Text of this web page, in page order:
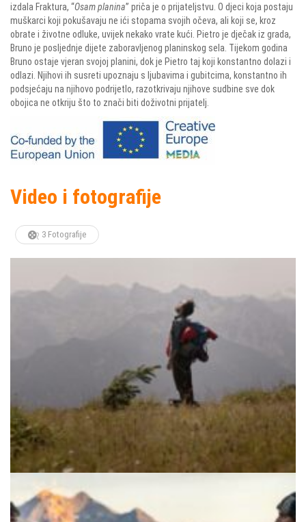
izdala Fraktura, “Osam planina” priča je o prijateljstvu. O djeci koja postaju
muškarci koji pokušavaju ne ići stopama svojih očeva, ali koji se, kroz
obrate i životne odluke, uvijek nekako vrate kući. Pietro je dječak iz grada,
Bruno je posljednje dijete zaboravljenog planinskog sela. Tijekom godina
Bruno ostaje vjeran svojoj planini, dok je Pietro taj koji konstantno dolazi i
odlazi. Njihovi ih susreti upoznaju s ljubavima i gubitcima, konstantno ih
podsjećaju na njihovo podrijetlo, razotkrivaju njihove sudbine sve dok
obojica ne otkriju što to znači biti doživotni prijatelj.
Video i fotografije
3 Fotografije